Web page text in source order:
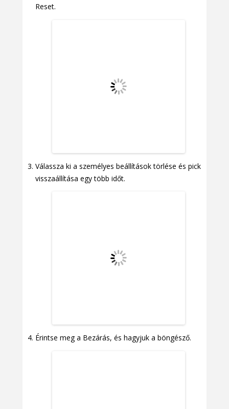
Reset.
Válassza ki a személyes beállítások törlése és pick
visszaállítása egy több időt.
Érintse meg a Bezárás, és hagyjuk a böngésző.